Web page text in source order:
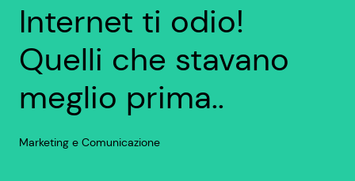
Internet ti odio!
Quelli che stavano
meglio prima..
Marketing e Comunicazione